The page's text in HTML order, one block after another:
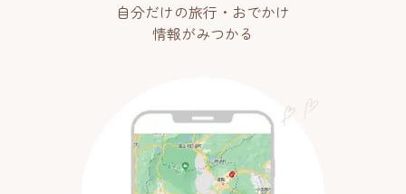
自分だけの旅行・おでかけ
情報がみつかる